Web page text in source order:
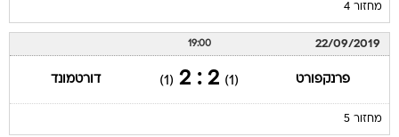
מחזור 4
22/09/2019
19:00
פרנקפורט (1)
2 : 2
(1) דורטמונד
מחזור 5